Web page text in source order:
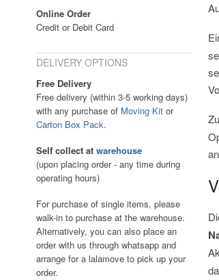
Online Order
Credit or Debit Card
DELIVERY OPTIONS
Free Delivery
Free delivery (within 3-5 working days)
with any purchase of Moving Kitor
Carton Box Pack.
Self collect at warehouse
(upon placing order - any time during
operating hours)
For purchase of single items, please
walk-in to purchase at the warehouse.
Alternatively, you can also place an
order with us through whatsapp and
arrange for a lalamove to pick up your
order.